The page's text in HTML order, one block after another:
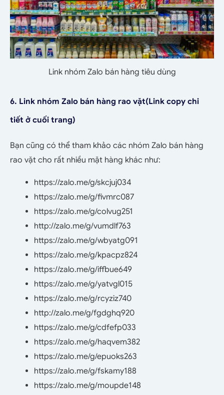
Link nhóm Zalo bán hàng tiêu dùng
6. Link nhóm Zalo bán hàng rao vặt(Link copy chi
tiết ở cuối trang)
Bạn cũng có thể tham khảo các nhóm Zalo bán hàng
rao vặt cho rất nhiều mặt hàng khác như:
https://zalo.me/g/skcjuj034
https://zalo.me/g/fivmrc087
https://zalo.me/g/colvug251
http://zalo.me/g/vumdlf763
https://zalo.me/g/wbyatg091
https://zalo.me/g/kpacpz824
https://zalo.me/g/iffbue649
https://zalo.me/g/yatvgl015
https://zalo.me/g/rcyziz740
http://zalo.me/g/fgdghq920
https://zalo.me/g/cdfefp033
https://zalo.me/g/haqvem382
https://zalo.me/g/epuoks263
https://zalo.me/g/fskamy188
https://zalo.me/g/moupde148